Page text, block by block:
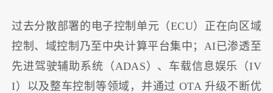
过去分散部署的电子控制单元（ECU）正在向区域
控制、域控制乃至中央计算平台集中；AI已渗透至
先进驾驶辅助系统（ADAS）、车载信息娱乐（IV
I）以及整车控制等领域，并通过 OTA 升级不断优